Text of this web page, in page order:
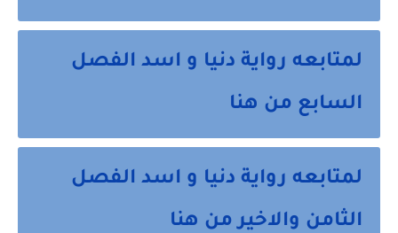
لمتابعه رواية دنيا و اسد الفصل
السابع من هنا
لمتابعه رواية دنيا و اسد الفصل
الثامن والاخير من هنا